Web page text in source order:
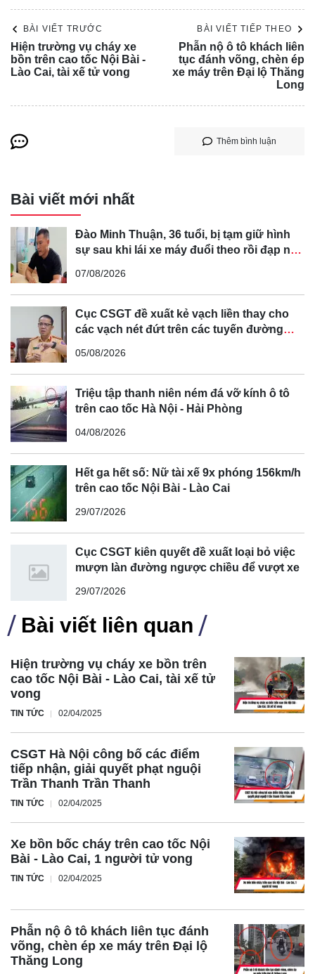
4 ngày trước đó (30-3), anh Nguyễn Văn Duy (SN 1996,
ĐT 767 hướng vào Sông Mây và yêu cầu xuống xe để giải
Khi anh Duy không đồng ý, nhóm người này mở cửa xe và
đánh trúng con trai 2 tuổi của anh Duy, khiến cháu bị chảy
máu mũi.
Được mọi người can ngăn, anh Duy điều khiển xe đi về
hướng Ngã ba Trị An, đưa con đi bệnh viện khám. Sự việc
được vợ của anh Duy sử dụng điện thoại di động quay
phim lại và báo cơ quan công an.
"Trong lúc đe dọa gia đình tôi, một đối tượng đã giật điện
thoại của vợ tôi. Trong lúc giằng co, tay người đàn ông kia
va chạm mạnh vào con tôi khiến cháu chảy máu mũi. Sau
khi vụ việc xảy ra, gia đình đã đưa bé đến cấp cứu tại
Bệnh viện Nhi Đồng Nai. Hôm sau, khi thấy cháu còn ói,
mũi vẫn chảy máu, các bác sĩ chỉ định CT vùng đầu và có
kết quả cháu bị chấn thương vùng đầu mặt" - anh Duy bức
BÀI VIẾT TRƯỚC
Hiện trường vụ cháy xe
bồn trên cao tốc Nội Bài -
Lào Cai, tài xế tử vong
BÀI VIẾT TIẾP THEO
Phẫn nộ ô tô khách liên
tục đánh võng, chèn ép
xe máy trên Đại lộ Thăng
Long
Thêm bình luận
Bài viết mới nhất
Đào Minh Thuận, 36 tuổi, bị tạm giữ hình
sự sau khi lái xe máy đuổi theo rồi đạp ngã
07/08/2026
Cục CSGT đề xuất kẻ vạch liền thay cho
các vạch nét đứt trên các tuyến đường
05/08/2026
Triệu tập thanh niên ném đá vỡ kính ô tô
trên cao tốc Hà Nội - Hải Phòng
04/08/2026
Hết ga hết số: Nữ tài xế 9x phóng 156km/h
trên cao tốc Nội Bài - Lào Cai
29/07/2026
Cục CSGT kiên quyết đề xuất loại bỏ việc
mượn làn đường ngược chiều để vượt xe
29/07/2026
Bài viết liên quan
Hiện trường vụ cháy xe bồn trên
cao tốc Nội Bài - Lào Cai, tài xế tử
vong
TIN TỨC 02/04/2025
CSGT Hà Nội công bố các điểm
tiếp nhận, giải quyết phạt nguội
Trần Thanh Trần Thanh
TIN TỨC 02/04/2025
Xe bồn bốc cháy trên cao tốc Nội
Bài - Lào Cai, 1 người tử vong
TIN TỨC 02/04/2025
Phẫn nộ ô tô khách liên tục đánh
võng, chèn ép xe máy trên Đại lộ
Thăng Long